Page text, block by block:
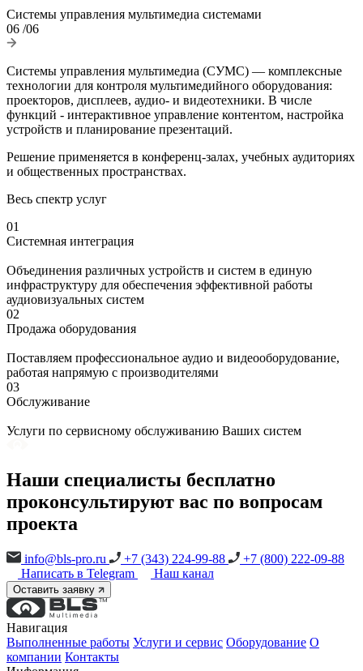
Системы управления мультимедиа системами
06 /06
Системы управления мультимедиа (СУМС) — комплексные
технологии для контроля мультимедийного оборудования:
проекторов, дисплеев, аудио- и видеотехники. В числе
функций - интерактивное управление контентом, настройка
устройств и планирование презентаций.
Решение применяется в конференц-залах, учебных аудиториях
и общественных пространствах.
Весь спектр услуг
01
Системная интеграция
Объединения различных устройств и систем в единую
инфраструктуру для обеспечения эффективной работы
аудиовизуальных систем
02
Продажа оборудования
Поставляем профессиональное аудио и видеооборудование,
работая напрямую с производителями
03
Обслуживание
Услуги по сервисному обслуживанию Ваших систем
Наши специалисты бесплатно
проконсультируют вас по вопросам
проекта
info@bls-pro.ru +7 (343) 224-99-88
+7 (800) 222-09-88
Написать в Telegram
Наш канал
Оставить заявку
Навигация
Выполненные работы Услуги и сервис Оборудование О
компании Контакты